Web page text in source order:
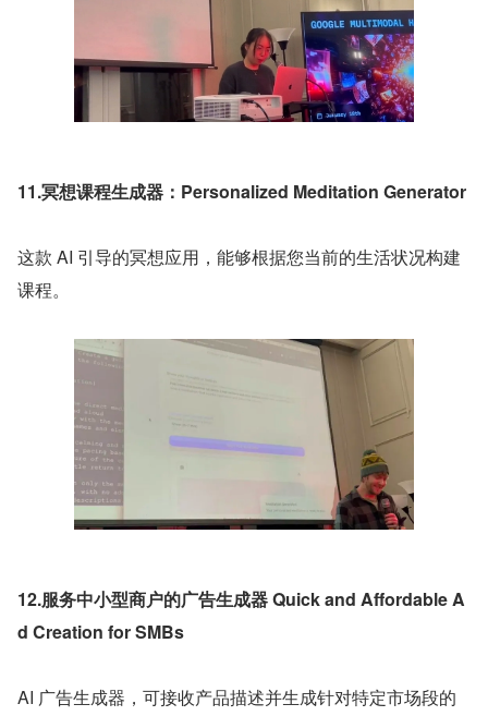
11.冥想课程生成器：Personalized Meditation Generator
这款 AI 引导的冥想应用，能够根据您当前的生活状况构建
课程。
12.服务中小型商户的广告生成器 Quick and Affordable A
d Creation for SMBs
AI 广告生成器，可接收产品描述并生成针对特定市场段的